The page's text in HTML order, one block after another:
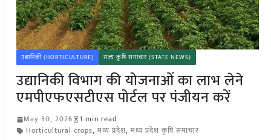
उद्यानिकी (HORTICULTURE) राज्य कृषि समाचार (STATE NEWS)
उद्यानिकी विभाग की योजनाओं का लाभ लेने
एमपीएफएसटीएस पोर्टल पर पंजीयन करें
May 30, 2026
1 min read
Horticultural crops, मध्य प्रदेश, मध्य प्रदेश कृषि समाचार